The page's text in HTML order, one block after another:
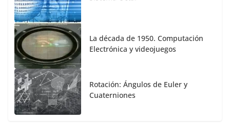
La década de 1950. Computación
Electrónica y videojuegos
Rotación: Ángulos de Euler y
Cuaterniones